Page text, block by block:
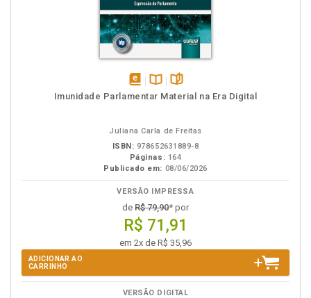
disponívelDisponível
páginas
Imunidade Parlamentar Material na Era Digital
Juliana Carla de Freitas
ISBN: 978652631889-8
Páginas: 164
Publicado em: 08/06/2026
VERSÃO IMPRESSA
de R$ 79,90* por
R$ 71,91
em 2x de R$ 35,96
ADICIONAR AO
CARRINHO
VERSÃO DIGITAL